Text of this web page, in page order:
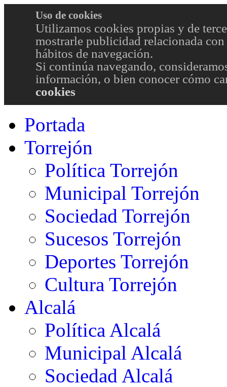
Uso de cookies
Utilizamos cookies propias y de
mostrarle publicidad relacionada
hábitos de navegación.
Si continúa navegando,
información, o bien conocer cómo
cookies
Portada
Torrejón
Política Torrejón
Municipal Torrejón
Sociedad Torrejón
Sucesos Torrejón
Deportes Torrejón
Cultura Torrejón
Alcalá
Política Alcalá
Municipal Alcalá
Sociedad Alcalá